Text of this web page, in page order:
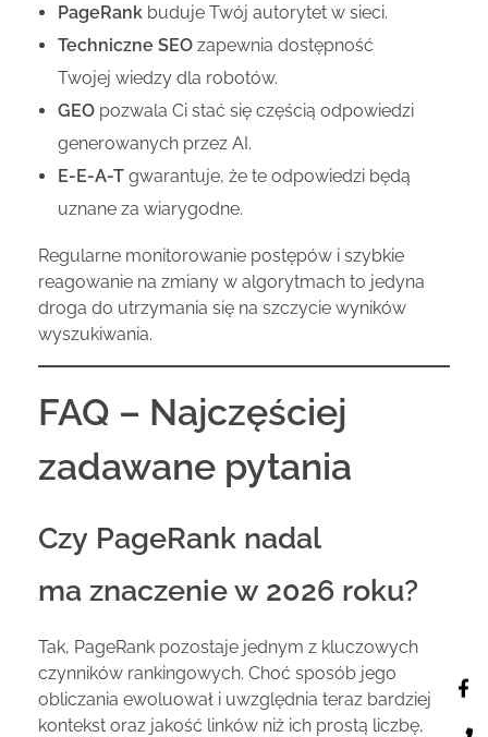
PageRankbuduje Twój autorytet w sieci.
Techniczne SEOzapewnia dostępność
Twojej wiedzy dla robotów.
GEOpozwala Ci stać się częścią odpowiedzi
generowanych przez AI.
E-E-A-Tgwarantuje, że te odpowiedzi będą
uznane za wiarygodne.
Regularne monitorowanie postępów i szybkie
reagowanie na zmiany w algorytmach to jedyna
droga do utrzymania się na szczycie wyników
wyszukiwania.
FAQ – Najczęściej
zadawane pytania
Czy PageRank nadal
ma znaczenie w 2026 roku?
Tak, PageRank pozostaje jednym z kluczowych
czynników rankingowych. Choć sposób jego
obliczania ewoluował i uwzględnia teraz bardziej
kontekst oraz jakość linków niż ich prostą liczbę,